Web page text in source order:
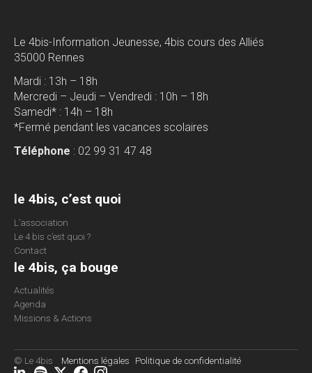
Le 4bis-Information Jeunesse, 4bis cours des Alliés
35000 Rennes
Mardi : 13h – 18h
Mercredi – Jeudi – Vendredi : 10h – 18h
Samedi* : 14h – 18h
*Fermé pendant les vacances scolaires
Téléphone : 02 99 31 47 48
le 4bis, c’est quoi
L’association
Le 4 bis c’est quoi ?
Contact
le 4bis, ça bouge
Actualités
Agenda
Missions & Actions
© Le 4bis Mentions légales Politique de confidentialité